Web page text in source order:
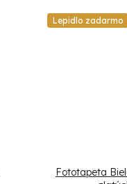
Lepidlo zadarmo
Fototapeta